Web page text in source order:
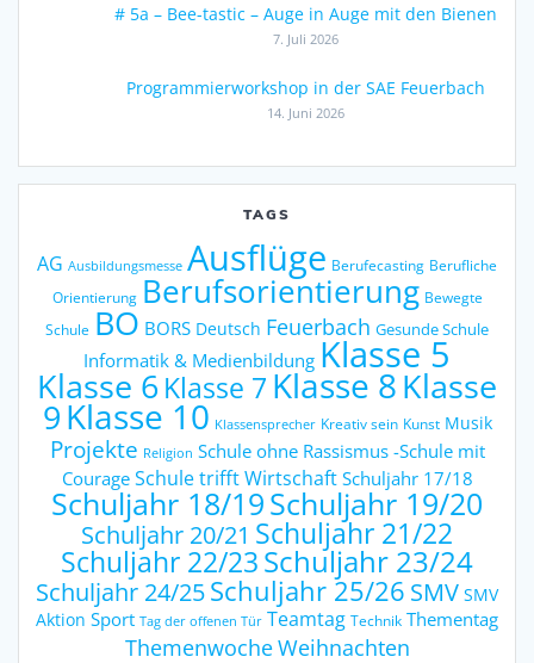
# 5a – Bee-tastic – Auge in Auge mit den Bienen
7. Juli 2026
Programmierworkshop in der SAE Feuerbach
14. Juni 2026
TAGS
AG Ausbildungsmesse Ausflüge Berufecasting Berufliche
Orientierung Berufsorientierung Bewegte
Schule BO BORS Deutsch Feuerbach Gesunde Schule
Informatik & Medienbildung Klasse 5
Klasse 6Klasse 7 Klasse 8Klasse
9Klasse 10 Klassensprecher Kreativ sein Kunst Musik
Projekte Religion Schule ohne Rassismus -Schule mit
Courage Schule trifft Wirtschaft Schuljahr 17/18
Schuljahr 18/19Schuljahr 19/20
Schuljahr 20/21 Schuljahr 21/22
Schuljahr 22/23Schuljahr 23/24
Schuljahr 24/25Schuljahr 25/26 SMV SMV
Aktion Sport Tag der offenen Tür Teamtag Technik Thementag
ThemenwocheWeihnachten